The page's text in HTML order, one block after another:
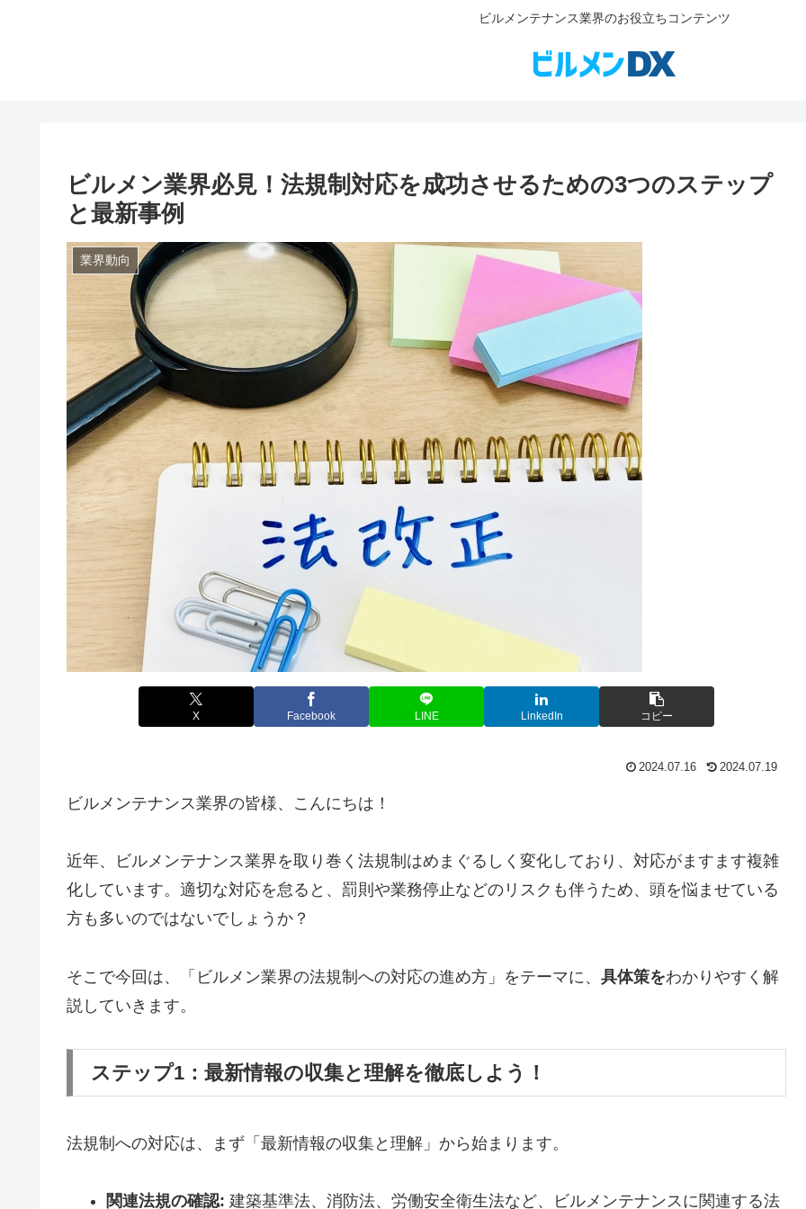
ビルメンテナンス業界のお役立ちコンテンツ
ビルメン業界必見！法規制対応を成功させるための3つのステップ
と最新事例
業界動向
X Facebook LINE LinkedIn コピー
2024.07.16 2024.07.19
ビルメンテナンス業界の皆様、こんにちは！
近年、ビルメンテナンス業界を取り巻く法規制はめまぐるしく変化しており、対応がますます複雑
化しています。適切な対応を怠ると、罰則や業務停止などのリスクも伴うため、頭を悩ませている
方も多いのではないでしょうか？
そこで今回は、「ビルメン業界の法規制への対応の進め方」をテーマに、 具体策をわかりやすく解
説していきます。
ステップ1：最新情報の収集と理解を徹底しよう！
法規制への対応は、まず「最新情報の収集と理解」から始まります。
関連法規の確認: 建築基準法、消防法、労働安全衛生法など、ビルメンテナンスに関連する法